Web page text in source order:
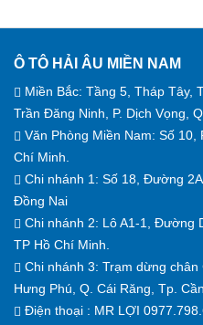
Ô TÔ HẢI ÂU MIỀN NAM
Miền Bắc: Tầng 5, Tháp Tây,
Trần Đăng Ninh, P. Dịch Vọng,
Văn Phòng Miền Nam: Số 10,
Chí Minh.
Chi nhánh 1: Số 18, Đường
Đồng Nai
Chi nhánh 2: Lô A1-1, Đường
TP Hồ Chí Minh.
Chi nhánh 3: Trạm dừng chân
Hưng Phú, Q. Cái Răng, Tp.
Điện thoại : MR LỢI